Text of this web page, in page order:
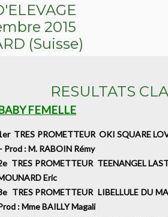
2015
(Suisse)
RESULTATS
FEMELLE
TRES PROMETTEUR OKI SQUARE
Prod : M. RABOIN Rémy
TRES PROMETTEUR TEENANGEL
Eric
TRES PROMETTEUR LIBELLULE DU
: Mme BAILLY Magali